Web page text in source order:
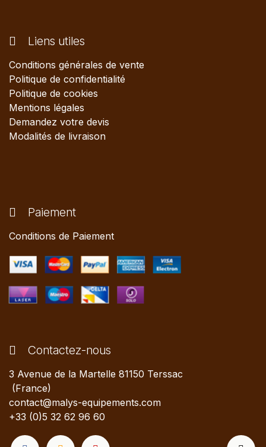
Liens utiles
Conditions générales de vente
Politique de confidentialité
Politique de cookies
Mentions légales
Demandez votre devis
Modalités de livraison
Paiement
Conditions de Paiement
Contactez-nous
3 Avenue de la Martelle 81150 Terssac
(France)
contact@malys-equipements.com
+33 (0)5 32 62 96 60